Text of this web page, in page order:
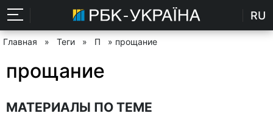
RU
Главная » Теги » П » прощание
прощание
МАТЕРИАЛЫ ПО ТЕМЕ